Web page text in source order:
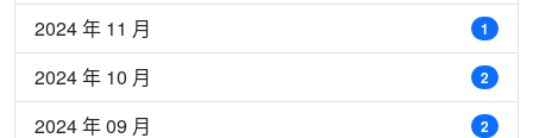
2024 年 11 月 1
2024 年 10 月 2
2024 年 09 月 2